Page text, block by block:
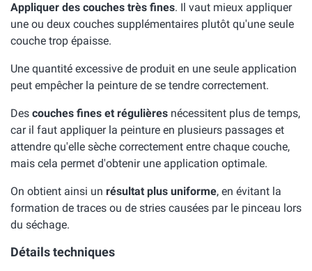
Appliquer des couches très fines. Il vaut mieux appliquer
une ou deux couches supplémentaires plutôt qu'une seule
couche trop épaisse.
Une quantité excessive de produit en une seule application
peut empêcher la peinture de se tendre correctement.
Des couches fines et régulières nécessitent plus de temps,
car il faut appliquer la peinture en plusieurs passages et
attendre qu'elle sèche correctement entre chaque couche,
mais cela permet d'obtenir une application optimale.
On obtient ainsi un résultat plus uniforme, en évitant la
formation de traces ou de stries causées par le pinceau lors
du séchage.
Détails techniques